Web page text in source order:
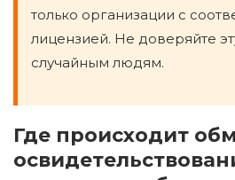
только организации с
лицензией. Не доверяйте
случайным людям.
Где происходит